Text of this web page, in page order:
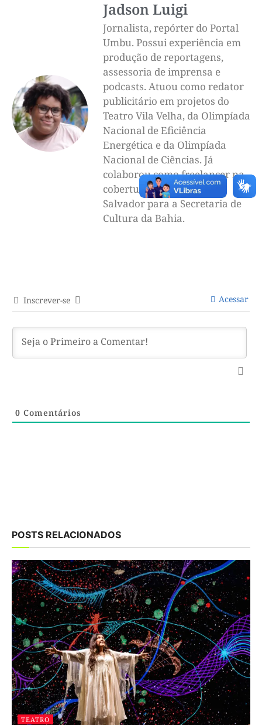
Jadson Luigi
Jornalista, repórter do Portal
Umbu. Possui experiência em
produção de reportagens,
assessoria de imprensa e
podcasts. Atuou como redator
publicitário em projetos do
Teatro Vila Velha, da Olimpíada
Nacional de Eficiência
Energética e da Olimpíada
Nacional de Ciências. Já
colaborou como freelancer na
cobertura do Carnaval de
Salvador para a Secretaria de
Cultura da Bahia.
Inscrever-se Acessar
0 Comentários
POSTS RELACIONADOS
TEATRO